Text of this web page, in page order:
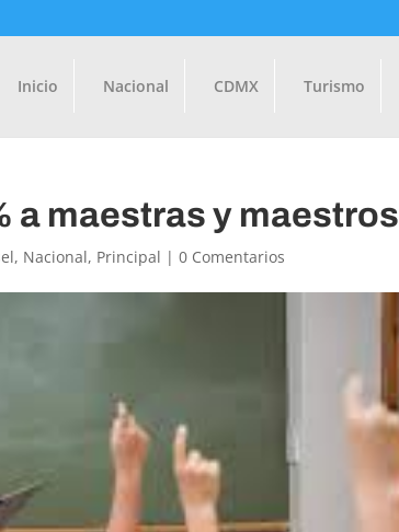
Inicio Nacional CDMX Turismo
a maestras y maestros
, Nacional, Principal |0 Comentarios